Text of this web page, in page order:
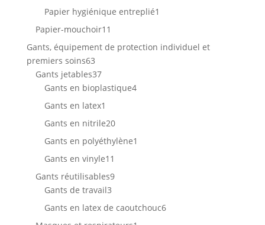
Papier hygiénique entreplié1
Papier-mouchoir11
produits
Gants, équipement de protection individuel et
premiers soins6363
produits
Gants jetables3737
produits
Gants en bioplastique44
Gants en latex1
produit
Gants en nitrile2020
produits
Gants en polyéthylène1
Gants en vinyle11
produits
Gants réutilisables99
Gants de travail33
produits
Gants en latex de caoutchouc66